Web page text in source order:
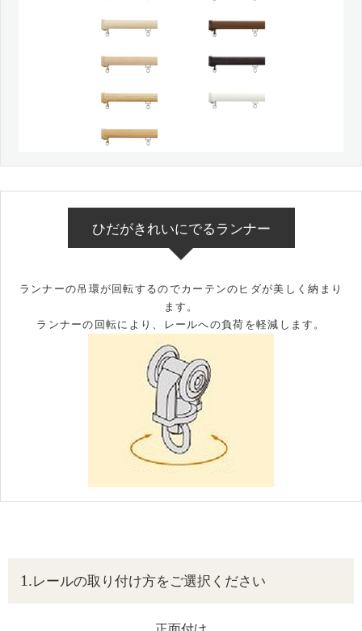
ひだがきれいにでるランナー
ランナーの吊環が回転するのでカーテンのヒダが美しく納まり
ます。
ランナーの回転により、レールへの負荷を軽減します。
レールの取り付け方をご選択ください